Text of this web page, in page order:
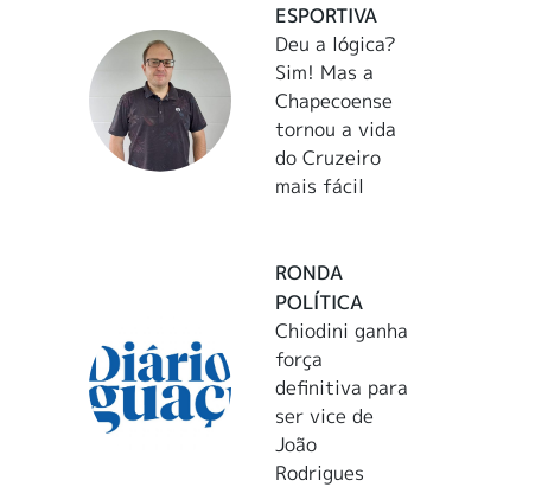
ESPORTIVA
Deu a lógica?
Sim! Mas a
Chapecoense
tornou a vida
do Cruzeiro
mais fácil
RONDA
POLÍTICA
Chiodini ganha
força
definitiva para
ser vice de
João
Rodrigues